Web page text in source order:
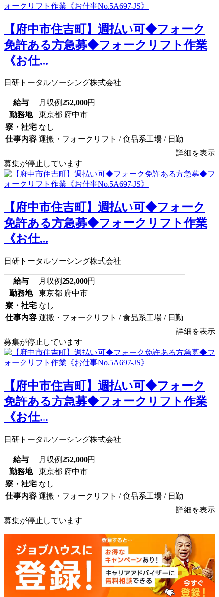
【府中市住吉町】週払い可◆フォーク
免許ある方急募◆フォークリフト作業
《お仕...
日研トータルソーシング株式会社
給与 月収例252,000円
勤務地
東京都 府中市
寮・社宅 なし
仕事内容 運搬・フォークリフト / 食品系工場 / 日勤
詳細を表示
募集が停止しています
【府中市住吉町】週払い可◆フォーク
免許ある方急募◆フォークリフト作業
《お仕...
日研トータルソーシング株式会社
給与 月収例252,000円
勤務地
東京都 府中市
寮・社宅 なし
仕事内容 運搬・フォークリフト / 食品系工場 / 日勤
詳細を表示
募集が停止しています
【府中市住吉町】週払い可◆フォーク
免許ある方急募◆フォークリフト作業
《お仕...
日研トータルソーシング株式会社
給与 月収例252,000円
勤務地
東京都 府中市
寮・社宅 なし
仕事内容 運搬・フォークリフト / 食品系工場 / 日勤
詳細を表示
募集が停止しています